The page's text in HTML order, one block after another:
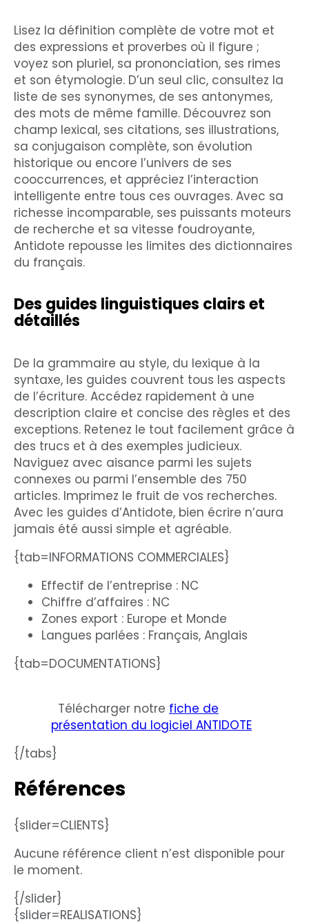
Lisez la définition complète de votre mot et
des expressions et proverbes où il figure ;
voyez son pluriel, sa prononciation, ses rimes
et son étymologie. D’un seul clic, consultez la
liste de ses synonymes, de ses antonymes,
des mots de même famille. Découvrez son
champ lexical, ses citations, ses illustrations,
sa conjugaison complète, son évolution
historique ou encore l’univers de ses
cooccurrences, et appréciez l’interaction
intelligente entre tous ces ouvrages. Avec sa
richesse incomparable, ses puissants moteurs
de recherche et sa vitesse foudroyante,
Antidote repousse les limites des dictionnaires
du français.
Des guides linguistiques clairs et
détaillés
De la grammaire au style, du lexique à la
syntaxe, les guides couvrent tous les aspects
de l’écriture. Accédez rapidement à une
description claire et concise des règles et des
exceptions. Retenez le tout facilement grâce à
des trucs et à des exemples judicieux.
Naviguez avec aisance parmi les sujets
connexes ou parmi l’ensemble des 750
articles. Imprimez le fruit de vos recherches.
Avec les guides d’Antidote, bien écrire n’aura
jamais été aussi simple et agréable.
{tab=INFORMATIONS COMMERCIALES}
Effectif de l’entreprise : NC
Chiffre d’affaires : NC
Zones export : Europe et Monde
Langues parlées : Français, Anglais
{tab=DOCUMENTATIONS}
Télécharger notre fiche de
présentation du logiciel ANTIDOTE
{/tabs}
Références
{slider=CLIENTS}
Aucune référence client n’est disponible pour
le moment.
{/slider}
{slider=REALISATIONS}